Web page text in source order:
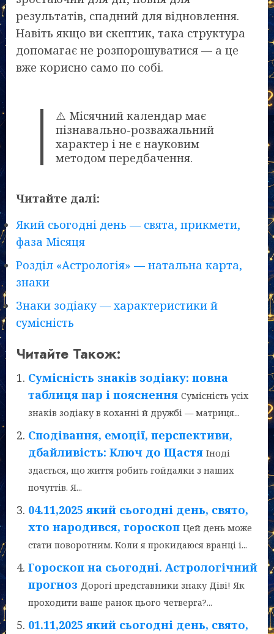
результатів, спадний для відновлення.
Навіть якщо ви скептик, така структура
допомагає не розпорошуватися — а це
вже корисно само по собі.
⚠️ Місячний календар має
пізнавально-розважальний
характер і не є науковим
методом передбачення.
Читайте далі:
Який сьогодні день — свята, прикмети,
фаза Місяця
Розділ «Астрологія» — натальна карта,
знаки
Знаки зодіаку — характеристики й
сумісність
Читайте Також:
Сумісність знаків зодіаку: повна
таблиця пар і пояснення Сумісність усіх
знаків зодіаку в коханні й дружбі — матриця...
Сподівання, емоції, перспективи,
дбайливість: Ключ до Щастя Іноді
здається, що життя робить гойдалки з наших
почуттів. Я...
04.11,2025 який сьогодні день, свято,
хто народився, гороскоп Цей день може
стати поворотним. Коли я прокидаюся вранці і...
Гороскоп на сьогодні. Астрологічний
прогноз Дорогі представники знаку Діві! Як
проходити ваше ранок цього четверга?...
01.11,2025 який сьогодні день, свято,